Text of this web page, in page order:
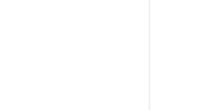
überstürzt vorgegangen